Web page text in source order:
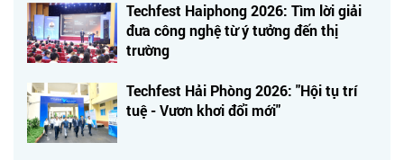
Techfest Haiphong 2026: Tìm lời giải
đưa công nghệ từ ý tưởng đến thị
trường
Techfest Hải Phòng 2026: "Hội tụ trí
tuệ - Vươn khơi đổi mới"